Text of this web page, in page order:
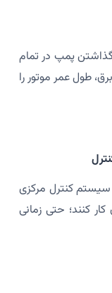
گذاشتن پمپ در تمام
طول عمر موتور را
سیستم کنترل مرکزی
کنند؛ حتی زمانی